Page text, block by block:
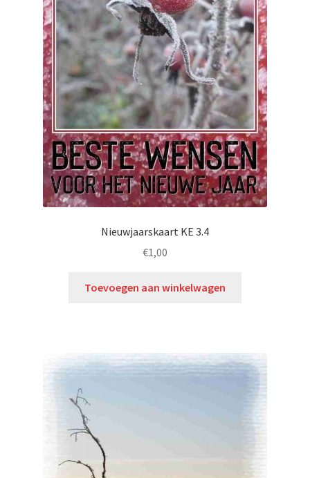
Nieuwjaarskaart KE 3.4
€1,00
Toevoegen aan winkelwagen